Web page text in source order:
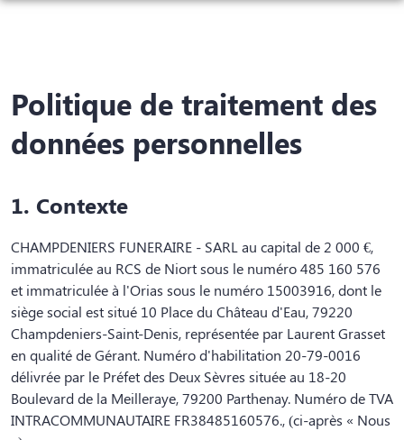
NOTRE AGENCE
NOTRE CHAMBRE FUNERAIRE
ESPACES HOMMAGES
Politique de traitement des
données personnelles
1. Contexte
CHAMPDENIERS FUNERAIRE - SARL au capital de 2 000 €,
immatriculée au RCS de Niort sous le numéro 485 160 576
et immatriculée à l'Orias sous le numéro 15003916, dont le
siège social est situé 10 Place du Château d'Eau, 79220
Champdeniers-Saint-Denis, représentée par Laurent Grasset
en qualité de Gérant. Numéro d'habilitation 20-79-0016
délivrée par le Préfet des Deux Sèvres située au 18-20
Boulevard de la Meilleraye, 79200 Parthenay. Numéro de TVA
INTRACOMMUNAUTAIRE FR38485160576., (ci-après « Nous